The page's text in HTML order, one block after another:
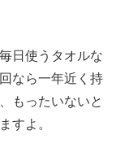
日使うタオルな
なら一年近く持
もったいないと
すよ。